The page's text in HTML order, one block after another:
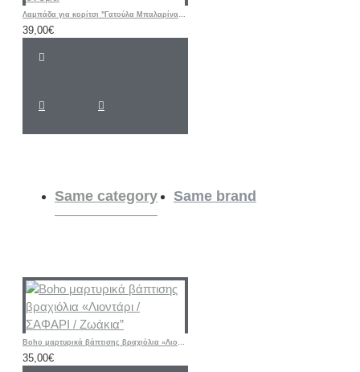
Λαμπάδα για κορίτσι "Γατούλα Μπαλαρίνα floral " με λαστιχάκι μαλλιών και όνομα
39,00€
Same category Same brand
Boho μαρτυρικά βάπτισης βραχιόλια «Λιοντάρι / ΣΑΦΑΡΙ / Ζωάκια”
35,00€